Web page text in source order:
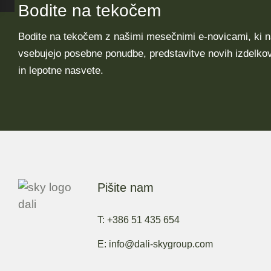
Bodite na tekočem
Bodite na tekočem z našimi mesečnimi e-novicami, ki
vsebujejo posebne ponudbe, predstavitve novih
in lepotne nasvete.
Pišite nam
T: +386 51 435 654
E: info@dali-skygroup.com